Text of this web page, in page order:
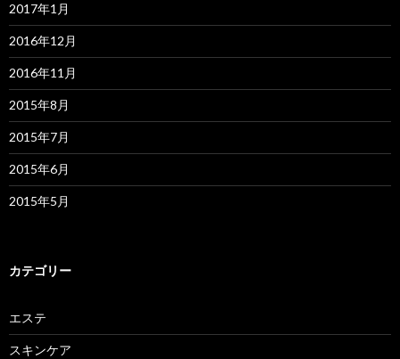
2017年1月
2016年12月
2016年11月
2015年8月
2015年7月
2015年6月
2015年5月
カテゴリー
エステ
スキンケア